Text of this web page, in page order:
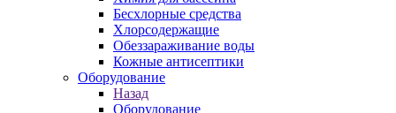
Бесхлорные средства
Хлорсодержащие
Обеззараживание воды
Кожные антисептики
Оборудование
Назад
Оборудование